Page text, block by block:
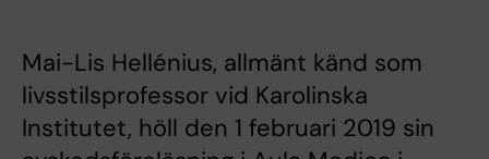
Mai-Lis Hellénius, allmänt känd som
livsstilsprofessor vid Karolinska
Institutet, höll den 1 februari 2019 sin